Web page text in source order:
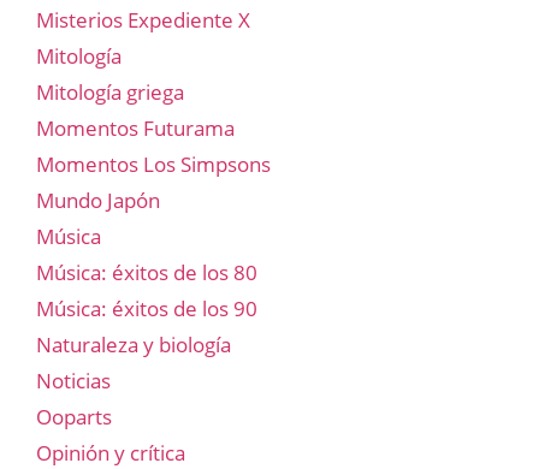
Misterios Expediente X
Mitología
Mitología griega
Momentos Futurama
Momentos Los Simpsons
Mundo Japón
Música
Música: éxitos de los 80
Música: éxitos de los 90
Naturaleza y biología
Noticias
Ooparts
Opinión y crítica